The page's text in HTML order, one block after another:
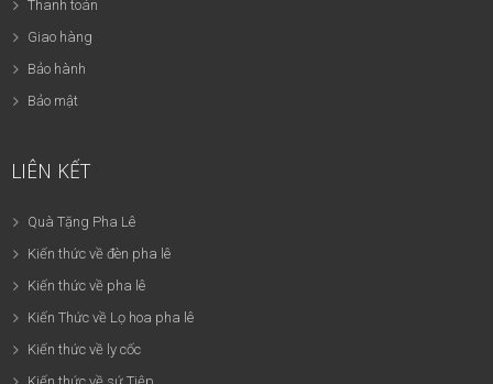
Thanh toán
Giao hàng
Bảo hành
Bảo mật
LIÊN KẾT
Quà Tặng Pha Lê
Kiến thức về đèn pha lê
Kiến thức về pha lê
Kiến Thức về Lọ hoa pha lê
Kiến thức về ly cốc